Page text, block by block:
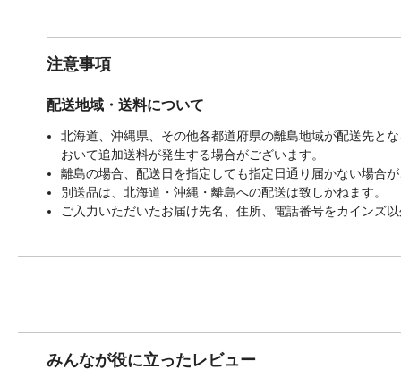
注意事項
配送地域・送料について
北海道、沖縄県、その他各都道府県の離島地域が配送先と
おいて追加送料が発生する場合がございます。
離島の場合、配送日を指定しても指定日通り届かない場合
別送品は、北海道・沖縄・離島への配送は致しかねます。
ご入力いただいたお届け先名、住所、電話番号をカインズ
みんなが役に立ったレビュー